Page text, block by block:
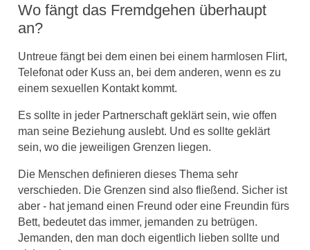
Wo fängt das Fremdgehen überhaupt
an?
Untreue fängt bei dem einen bei einem harmlosen Flirt,
Telefonat oder Kuss an, bei dem anderen, wenn es zu
einem sexuellen Kontakt kommt.
Es sollte in jeder Partnerschaft geklärt sein, wie offen
man seine Beziehung auslebt. Und es sollte geklärt
sein, wo die jeweiligen Grenzen liegen.
Die Menschen definieren dieses Thema sehr
verschieden. Die Grenzen sind also fließend. Sicher ist
aber - hat jemand einen Freund oder eine Freundin fürs
Bett, bedeutet das immer, jemanden zu betrügen.
Jemanden, den man doch eigentlich lieben sollte und